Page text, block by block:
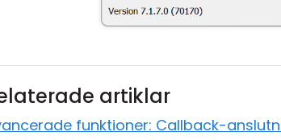
artiklar
funktioner: Callback-